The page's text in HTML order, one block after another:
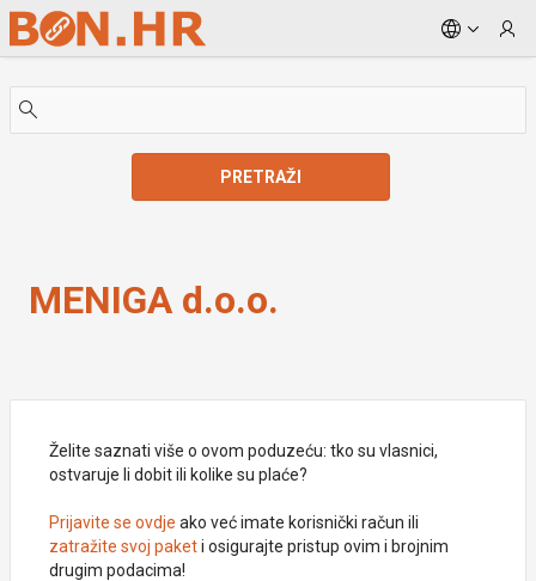
Skip to Main Content
PRETRAŽI
MENIGA d.o.o.
Želite saznati više o ovom poduzeću: tko su vlasnici,
ostvaruje li dobit ili kolike su plaće?
Prijavite se ovdje ako već imate korisnički račun ili
zatražite svoj paketi osigurajte pristup ovim i brojnim
drugim podacima!